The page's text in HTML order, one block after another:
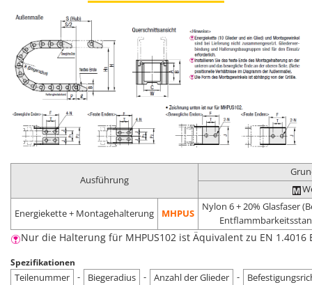
Ausführung
Energiekette + Montagehalterung MHPUS
Nylon 6 + 20% Glasfaser
Nur die Halterung für MHPUS102 ist Äquivalent zu EN
Spezifikationen
Teilenummer
- Biegeradius - Anzahl der Glieder -